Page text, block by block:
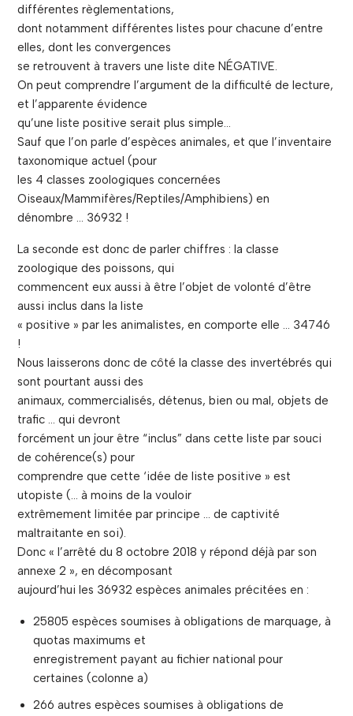
différentes règlementations,
dont notamment différentes listes pour chacune d’entre
elles, dont les convergences
se retrouvent à travers une liste dite NÉGATIVE.
On peut comprendre l’argument de la difficulté de lecture,
et l’apparente évidence
qu’une liste positive serait plus simple…
Sauf que l’on parle d’espèces animales, et que l’inventaire
taxonomique actuel (pour
les 4 classes zoologiques concernées
Oiseaux/Mammifères/Reptiles/Amphibiens) en
dénombre … 36932 !
La seconde est donc de parler chiffres : la classe
zoologique des poissons, qui
commencent eux aussi à être l’objet de volonté d’être
aussi inclus dans la liste
« positive » par les animalistes, en comporte elle … 34746
!
Nous laisserons donc de côté la classe des invertébrés qui
sont pourtant aussi des
animaux, commercialisés, détenus, bien ou mal, objets de
trafic … qui devront
forcément un jour être “inclus” dans cette liste par souci
de cohérence(s) pour
comprendre que cette ‘idée de liste positive » est
utopiste (… à moins de la vouloir
extrêmement limitée par principe … de captivité
maltraitante en soi).
Donc « l’arrêté du 8 octobre 2018 y répond déjà par son
annexe 2 », en décomposant
aujourd’hui les 36932 espèces animales précitées en :
25805 espèces soumises à obligations de marquage, à
quotas maximums et
enregistrement payant au fichier national pour
certaines (colonne a)
266 autres espèces soumises à obligations de